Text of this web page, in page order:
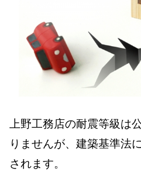
上野工務店の耐震等級は
りませんが、建築基準法
されます。